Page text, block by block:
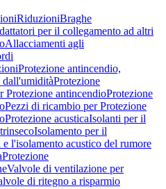
RiduzioniBraghe
per il collegamento ad altri
Allacciamenti agli
Protezione antincendio,
dall'umiditàProtezione
Protezione antincendioProtezione
Pezzi di ricambio per Protezione
Protezione acusticaIsolanti per il
Isolamento per il
l'isolamento acustico del rumore
Protezione
Valvole di ventilazione per
di ritegno a risparmio